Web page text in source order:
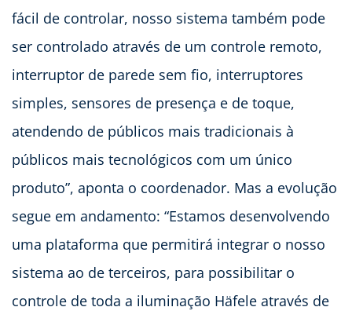
fácil de controlar, nosso sistema também pode
ser controlado através de um controle remoto,
interruptor de parede sem fio, interruptores
simples, sensores de presença e de toque,
atendendo de públicos mais tradicionais à
públicos mais tecnológicos com um único
produto”, aponta o coordenador. Mas a evolução
segue em andamento: “Estamos desenvolvendo
uma plataforma que permitirá integrar o nosso
sistema ao de terceiros, para possibilitar o
controle de toda a iluminação Häfele através de